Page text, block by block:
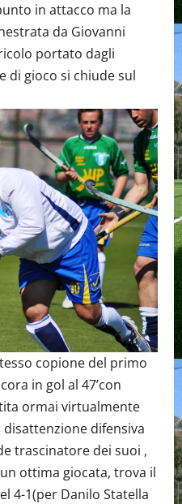
in attacco ma la
da Giovanni
portato dagli
di gioco si chiude sul
copione del primo
in gol al 47’con
ormai virtualmente
difensiva
trascinatore dei suoi ,
ottima giocata, trova il
4-1(per Danilo Statella